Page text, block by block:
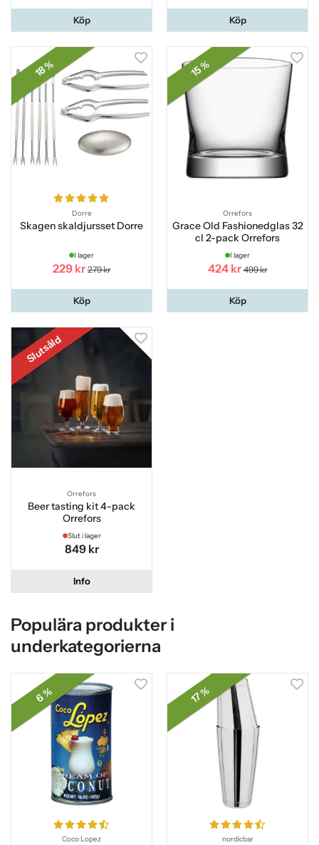
Köp Köp
18 %
Dorre
Skagen skaldjursset Dorre
I lager
229 kr 279 kr
Köp
15 %
Orrefors
Grace Old Fashionedglas 32
cl 2-pack Orrefors
I lager
424 kr 499 kr
Köp
Slutsåld
Orrefors
Beer tasting kit 4-pack
Orrefors
Slut i lager
849 kr
Info
Populära produkter i
underkategorierna
6 %
Coco Lopez
17 %
nordicbar